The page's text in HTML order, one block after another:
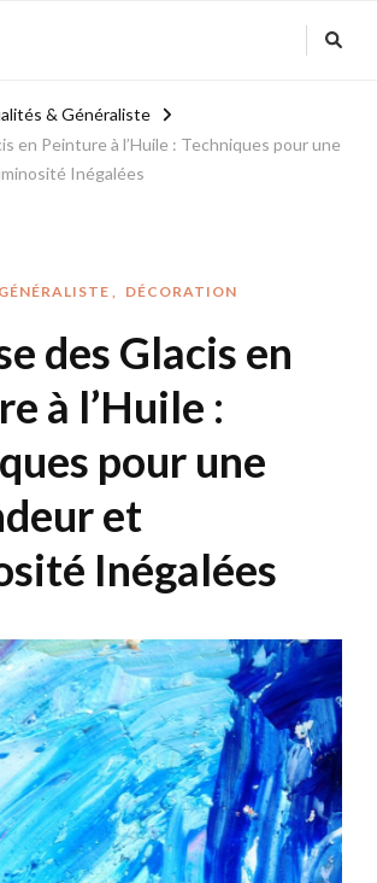
& Généraliste
en Peinture à l’Huile : Techniques pour une
Inégalées
DÉCORATION
des Glacis en
à l’Huile :
pour une
et
Inégalées